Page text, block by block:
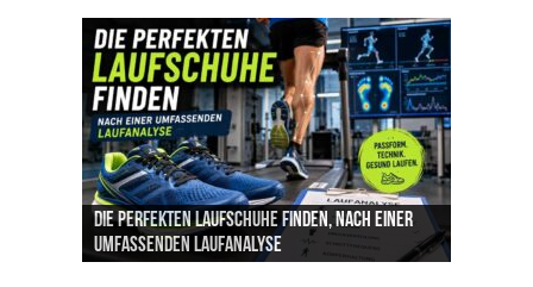
Die perfekten Laufschuhe finden, nach einer
umfassenden Laufanalyse
Intelligente ZYCLE-Bikes: Indoor-Training mit
Präzision, Leistung und Vertrauen
Insemination (IUI): Ablauf, Erfolgschancen und
Kosten im Überblick
Cannabis als Medizin: Wie es Schmerzen, Stress
und Schlaf im Alltag beeinflusst
Leben mit Inkontinenz: Tipps für mehr
Sicherheit im Alltag